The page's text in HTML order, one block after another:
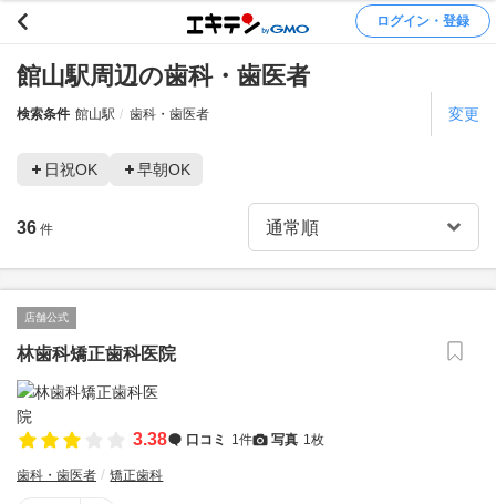
ログイン・登録
館山駅周辺の歯科・歯医者
検索条件 館山駅 歯科・歯医者 変更
日祝OK 早朝OK
36 件
店舗公式
林歯科矯正歯科医院
3.38 口コミ 1件 写真 1枚
歯科・歯医者 矯正歯科